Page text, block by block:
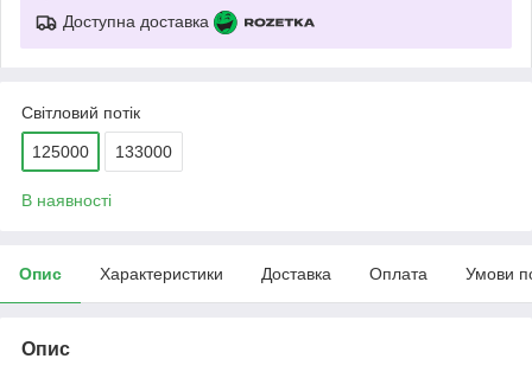
Доступна доставка
Світловий потік
125000 133000
В наявності
Опис Характеристики Доставка Оплата Умови
Опис